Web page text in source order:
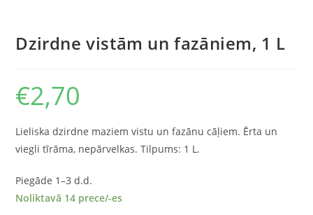
Dzirdne vistām un fazāniem, 1 L
€2,70
Lieliska dzirdne maziem vistu un fazānu cāļiem. Ērta un
viegli tīrāma, nepārvelkas. Tilpums: 1 L.
Piegāde 1–3 d.d.
Noliktavā 14 prece/-es